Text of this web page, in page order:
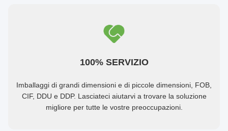
100% SERVIZIO
Imballaggi di grandi dimensioni e di piccole dimensioni, FOB,
CIF, DDU e DDP. Lasciateci aiutarvi a trovare la soluzione
migliore per tutte le vostre preoccupazioni.